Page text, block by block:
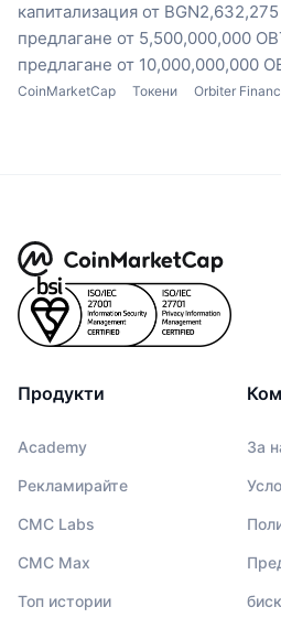
капитализация от BGN2,632,275
предлагане от 5,500,000,000
предлагане от 10,000,000,000
CoinMarketCap Токени Orbiter
Продукти
Academy
Рекламирайте
CMC Labs
CMC Max
Топ истории
За